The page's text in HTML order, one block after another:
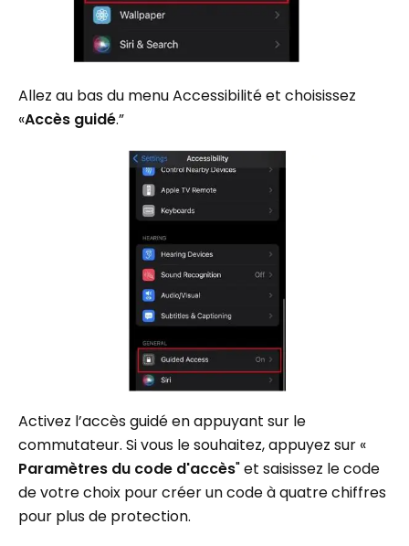
Allez au bas du menu Accessibilité et choisissez
«Accès guidé.”
Activez l’accès guidé en appuyant sur le
commutateur. Si vous le souhaitez, appuyez sur «
Paramètres du code d'accès" et saisissez le code
de votre choix pour créer un code à quatre chiffres
pour plus de protection.